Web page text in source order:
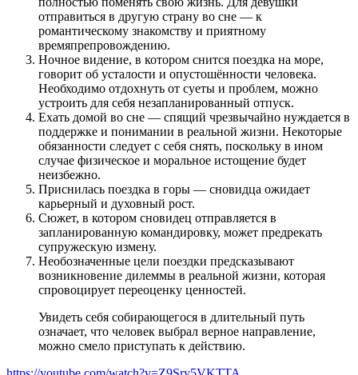
отправиться в другую страну во сне — к
романтическому знакомству и приятному
времяпрепровождению.
Ночное видение, в котором снится поездка на море,
говорит об усталости и опустошённости человека.
Необходимо отдохнуть от суеты и проблем, можно
устроить для себя незапланированный отпуск.
Ехать домой во сне — спящий чрезвычайно нуждается в
поддержке и понимании в реальной жизни. Некоторые
обязанности следует с себя снять, поскольку в ином
случае физическое и моральное истощение будет
неизбежно.
Приснилась поездка в горы — сновидца ожидает
карьерный и духовный рост.
Сюжет, в котором сновидец отправляется в
запланированную командировку, может предрекать
супружескую измену.
Необозначенные цели поездки предсказывают
возникновение дилеммы в реальной жизни, которая
спровоцирует переоценку ценностей.
Увидеть себя собирающегося в длительный путь
означает, что человек выбрал верное направление,
можно смело приступать к действию.